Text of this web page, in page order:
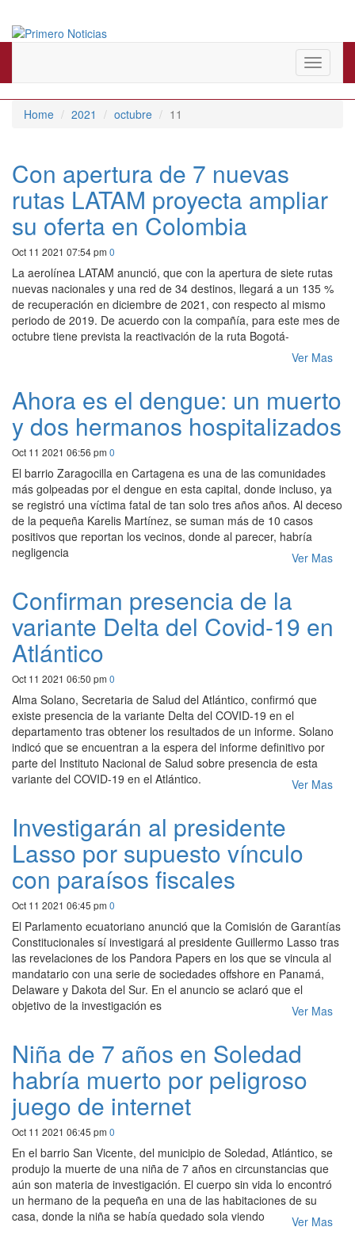
Primero Noticias
Toggle
Home 2021 octubre 11
Con apertura de 7 nuevas
rutas LATAM proyecta ampliar
su oferta en Colombia
Oct 11 2021 07:54 pm 0
La aerolínea LATAM anunció, que con la apertura de siete rutas
nuevas nacionales y una red de 34 destinos, llegará a un 135 %
de recuperación en diciembre de 2021, con respecto al mismo
periodo de 2019. De acuerdo con la compañía, para este mes de
octubre tiene prevista la reactivación de la ruta Bogotá-
Ver Mas
Ahora es el dengue: un muerto
y dos hermanos hospitalizados
Oct 11 2021 06:56 pm 0
El barrio Zaragocilla en Cartagena es una de las comunidades
más golpeadas por el dengue en esta capital, donde incluso, ya
se registró una víctima fatal de tan solo tres años años. Al deceso
de la pequeña Karelis Martínez, se suman más de 10 casos
positivos que reportan los vecinos, donde al parecer, habría
negligencia
Ver Mas
Confirman presencia de la
variante Delta del Covid-19 en
Atlántico
Oct 11 2021 06:50 pm 0
Alma Solano, Secretaria de Salud del Atlántico, confirmó que
existe presencia de la variante Delta del COVID-19 en el
departamento tras obtener los resultados de un informe. Solano
indicó que se encuentran a la espera del informe definitivo por
parte del Instituto Nacional de Salud sobre presencia de esta
variante del COVID-19 en el Atlántico.
Ver Mas
Investigarán al presidente
Lasso por supuesto vínculo
con paraísos fiscales
Oct 11 2021 06:45 pm 0
El Parlamento ecuatoriano anunció que la Comisión de Garantías
Constitucionales sí investigará al presidente Guillermo Lasso tras
las revelaciones de los Pandora Papers en los que se vincula al
mandatario con una serie de sociedades offshore en Panamá,
Delaware y Dakota del Sur. En el anuncio se aclaró que el
objetivo de la investigación es
Ver Mas
Niña de 7 años en Soledad
habría muerto por peligroso
juego de internet
Oct 11 2021 06:45 pm 0
En el barrio San Vicente, del municipio de Soledad, Atlántico, se
produjo la muerte de una niña de 7 años en circunstancias que
aún son materia de investigación. El cuerpo sin vida lo encontró
un hermano de la pequeña en una de las habitaciones de su
casa, donde la niña se había quedado sola viendo
Ver Mas